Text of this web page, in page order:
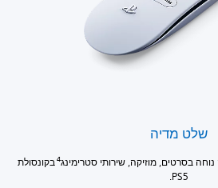
שלט מדיה
בסרטים, מוזיקה, שירותי סטרימינג4בקונסולת
PS5.